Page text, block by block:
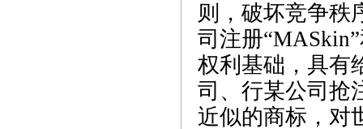
则，破坏竞争秩
司注册
权利基础，具有
司、行某公司抢
近似的商标，对